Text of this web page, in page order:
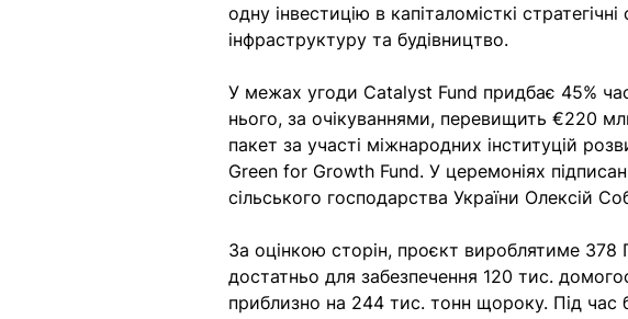
одну інвестицію в капіталомісткі
інфраструктуру та будівництво.
У межах угоди Catalyst Fund придбає 45%
нього, за очікуваннями, перевищить €220
пакет за участі міжнародних інституцій
Green for Growth Fund. У церемоніях
сільського господарства України Олексій
За оцінкою сторін, проєкт вироблятиме 378
достатньо для забезпечення 120 тис.
приблизно на 244 тис. тонн щороку. Під час